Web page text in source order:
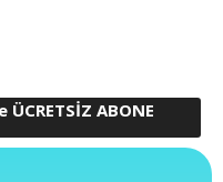
ABONE